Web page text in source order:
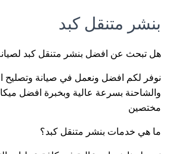
بنشر متنقل كبد
هل تبحث عن افضل بنشر متنقل كبد
نوفر لكم افضل ونعمل في صيانة وتصليح
والشاحنة بسرعة عالية وبخبرة افضل
مختصين
ما هي خدمات بنشر متنقل كبد؟